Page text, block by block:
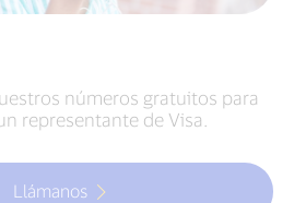
números gratuitos para
representante de Visa.
Llámanos